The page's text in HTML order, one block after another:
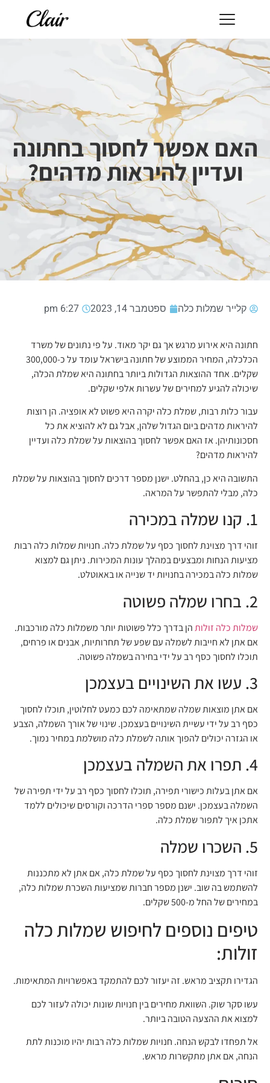
האם אפשר לחסוך בחתונה
ועדיין להיראות מדהים?
קלייר שמלות כלה ספטמבר 14, 2023 6:27 pm
חתונה היא אירוע מרגש אך גם יקר מאוד. על פי נתונים של משרד
הכלכלה, המחיר הממוצע של חתונה בישראל עומד על כ-300,000
שקלים. אחד ההוצאות הגדולות ביותר בחתונה היא שמלת הכלה,
שיכולה להגיע למחירים של עשרות אלפי שקלים.
עבור כלות רבות, שמלת כלה יקרה היא פשוט לא אופציה. הן רוצות
להיראות מדהים ביום הגדול שלהן, אבל גם לא להוציא את כל
חסכונותיהן. אז האם אפשר לחסוך בהוצאות על שמלת כלה ועדיין
להיראות מדהים?
התשובה היא כן, בהחלט. ישנן מספר דרכים לחסוך בהוצאות על שמלת
כלה, מבלי להתפשר על המראה.
1. קנו שמלה במכירה
זוהי דרך מצוינת לחסוך כסף על שמלת כלה. חנויות שמלות כלה רבות
מציעות הנחות ומבצעים במהלך עונות המכירות. ניתן גם למצוא
שמלות כלה במכירה בחנויות יד שנייה או באאוטלט.
2. בחרו שמלה פשוטה
שמלות כלה זולותהן בדרך כלל פשוטות יותר משמלות כלה מורכבות.
אם אתן לא חייבות לשמלה עם שפע של תחרותיות, אבנים או פרחים,
תוכלו לחסוך כסף רב על ידי בחירה בשמלה פשוטה.
3. עשו את השינויים בעצמכן
אם אתן מוצאות שמלה שמתאימה לכם כמעט לחלוטין, תוכלו לחסוך
כסף רב על ידי עשיית השינויים בעצמכן. שינוי של אורך השמלה, הצבע
או הגזרה יכולים להפוך אותה לשמלת כלה מושלמת במחיר נמוך.
4. תפרו את השמלה בעצמכן
אם אתן בעלות כישורי תפירה, תוכלו לחסוך כסף רב על ידי תפירה של
השמלה בעצמכן. ישנם מספר ספרי הדרכה וקורסים שיכולים ללמד
אתכן איך לתפור שמלת כלה.
5. השכרו שמלה
זוהי דרך מצוינת לחסוך כסף על שמלת כלה, אם אתן לא מתכננות
להשתמש בה שוב. ישנן מספר חברות שמציעות השכרת שמלות כלה,
במחירים של החל מ-500 שקלים.
טיפים נוספים לחיפוש שמלות כלה
זולות:
הגדירו תקציב מראש. זה יעזור לכם להתמקד באפשרויות המתאימות.
עשו סקר שוק. השוואת מחירים בין חנויות שונות יכולה לעזור לכם
למצוא את ההצעה הטובה ביותר.
אל תפחדו לבקש הנחה. חנויות שמלות כלה רבות יהיו מוכנות לתת
הנחה, אם אתן מתקשרות מראש.